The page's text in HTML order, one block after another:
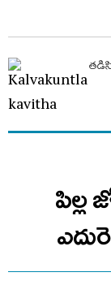
పిల్ల